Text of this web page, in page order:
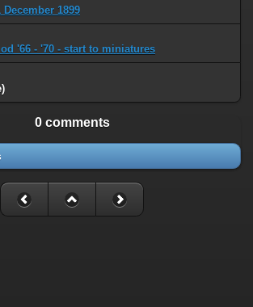
December 1899
'66 - '70 - start to miniatures
0 comments